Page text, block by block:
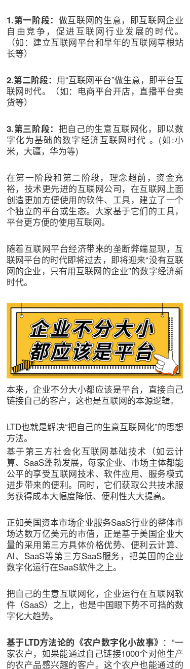
1.第一阶段： 做互联网的生意，即互联网企业
自由竞争，促进互联网行业发展的时代。
（如：建立互联网平台和早年的互联网草根站
长等）
2.第二阶段： 用“互联网平台”做生意，即平台互
联网时代。（如：电商平台开店，直播平台卖
货等）
3.第三阶段： 把自己的生意互联网化，即以数
字化为基础的数字经济互联网时代 。(如:小
米，大疆，华为等)
在第一阶段和第二阶段，理念超前，资金充
裕，技术更先进的互联网公司，在互联网上面
创造更加方便使用的软件、工具，建立了一个
个独立的平台或生态。大家基于它们的工具，
平台更方便的使用互联网。
随着互联网平台经济带来的垄断弊端显现，互
联网平台的时代即将过去，即将迎来“没有互联
网的企业，只有用互联网的企业”的数字经济新
时代。
本来，企业不分大小都应该是平台，直接自己
链接自己的客户，这也是互联网的本源逻辑。
LTD也就是解决“把自己的生意互联网化”的思想
方法。
基于第三方社会化互联网基础技术（如云计
算、SaaS蓬勃发展，每家企业、市场主体都能
公平的享受互联网技术、软件应用、服务模式
进步带来的便利。同时，它们获取公共技术服
务获得成本大幅度降低、便利性大大提高。
正如美国资本市场企业服务SaaS行业的整体市
场达数万亿美元的市值，正是基于美国企业大
量的采用第三方具体价格优势、便利云计算、
AI、SaaS等第三方SaaS服务，把美国的企业
数字化运行在SaaS软件之上。
把自己的生意互联网化，企业运行在互联网软
件（SaaS）之上，也是中国眼下势不可挡的数
字化大趋势。
基于LTD方法论的《农户数字化小故事》 ：“一
家农户，如果能通过自己链接1000个对他生产
的农产品感兴趣的客户。这个农户也能通过的